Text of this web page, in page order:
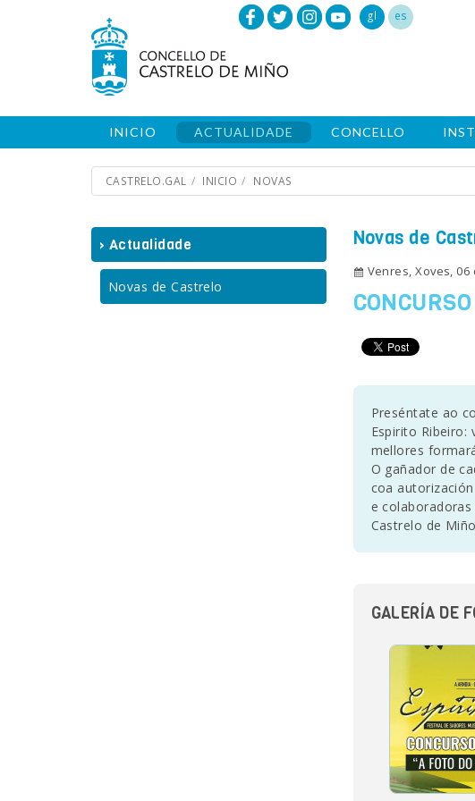
gl es
INICIO ACTUALIDADE CONCELLO
CASTRELO.GAL INICIO NOVAS
› Actualidade
Novas de Castrelo
Novas de
Venres, Xoves, 06
Preséntate ao
Espirito Ribeiro:
mellores
O gañador de
coa
e
Castrelo de
GALERÍA DE